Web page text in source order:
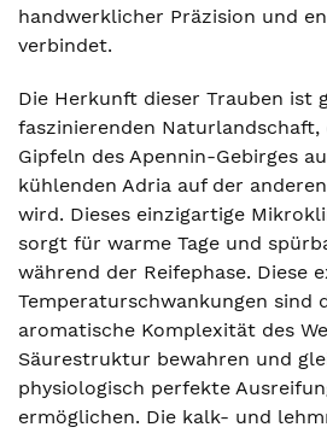
handwerklicher Präzision und
verbindet.
Die Herkunft dieser Trauben ist
faszinierenden Naturlandschaft,
Gipfeln des Apennin-Gebirges
kühlenden Adria auf der
wird. Dieses einzigartige
sorgt für warme Tage und
während der Reifephase. Diese
Temperaturschwankungen sind
aromatische Komplexität des
Säurestruktur bewahren und
physiologisch perfekte
ermöglichen. Die kalk- und